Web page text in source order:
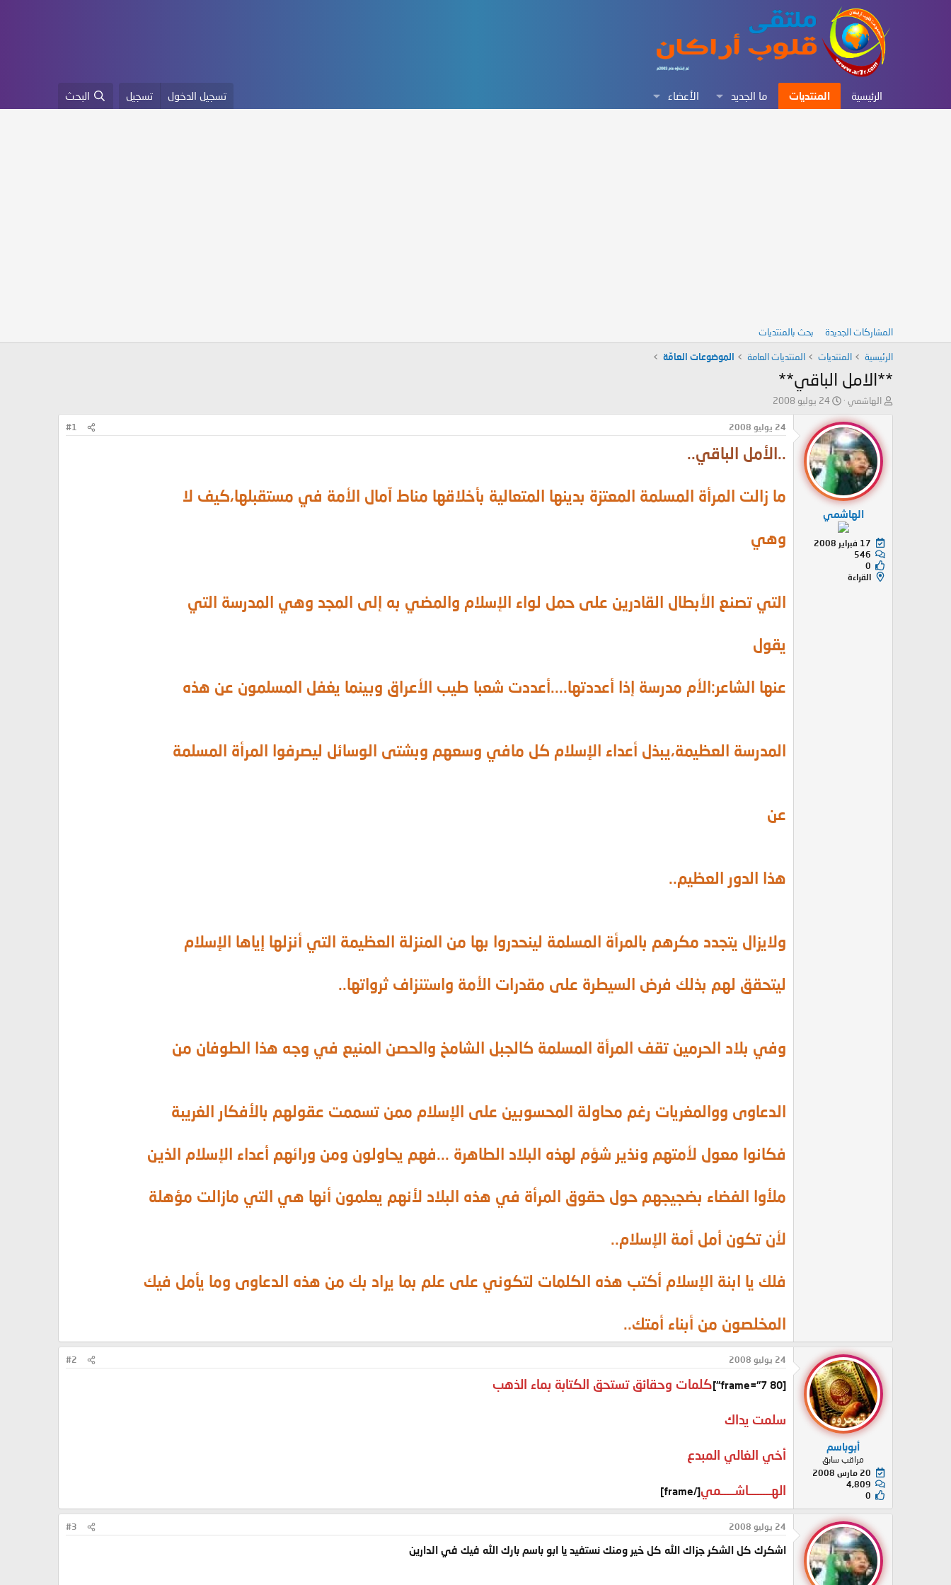
الرئيسية المنتديات ما الجديد الأعضاء تسجيل الدخول تسجيل البحث
المشاركات الجديدة بحث بالمنتديات
الرئيسية المنتديات المنتديات العامة الموضوعات العامّة
**الامل الباقي**
ب
ئ
ا
ل
م
و
الهاشمي
ت
ر
ي
خ
ل
ب
د
ء
24 يوليو 2008
الهاشمي
17 فبراير 2008
546
0
القراءة
24 يوليو 2008 #1
..الأمل الباقي..
ما زالت المرأة المسلمة المعتزة بدينها المتعالية بأخلاقها مناط اّمال الأمة في مستقبلها،كيف لا
وهي
التي تصنع الأبطال القادرين على حمل لواء الإسلام والمضي به إلى المجد وهي المدرسة التي
يقول
عنها الشاعر:الأم مدرسة إذا أعددتها....أعددت شعبا طيب الأعراق وبينما يغفل المسلمون عن هذه
المدرسة العظيمة،يبذل أعداء الإسلام كل مافي وسعهم وبشتى الوسائل ليصرفوا المرأة المسلمة
عن
هذا الدور العظيم..
ولايزال يتجدد مكرهم بالمرأة المسلمة لينحدروا بها من المنزلة العظيمة التي أنزلها إياها الإسلام
ليتحقق لهم بذلك فرض السيطرة على مقدرات الأمة واستنزاف ثرواتها..
وفي بلاد الحرمين تقف المرأة المسلمة كالجبل الشامخ والحصن المنيع في وجه هذا الطوفان من
الدعاوى ووالمغريات رغم محاولة المحسوبين على الإسلام ممن تسممت عقولهم بالأفكار الغريبة
فكانوا معول لأمتهم ونذير شؤم لهذه البلاد الطاهرة ...فهم يحاولون ومن ورائهم أعداء الإسلام الذين
ملأوا الفضاء بضجيجهم حول حقوق المرأة في هذه البلاد لأنهم يعلمون أنها هي التي مازالت مؤهلة
لأن تكون أمل أمة الإسلام..
فلك يا ابنة الإسلام أكتب هذه الكلمات لتكوني على علم بما يراد بك من هذه الدعاوى وما يأمل فيك
المخلصون من أبناء أمتك..
أبوباسم
مراقب سابق
20 مارس 2008
4,809
0
24 يوليو 2008 #2
[frame="7 80"] كلمات وحقائق تستحق الكتابة بماء الذهب
سلمت يداك
أخي الغالي المبدع
الهــــــــاشـــــمي[/frame]
24 يوليو 2008 #3
اشكرك كل الشكر جزاك الله كل خير ومنك نستفيد يا ابو باسم بارك الله فيك في الدارين